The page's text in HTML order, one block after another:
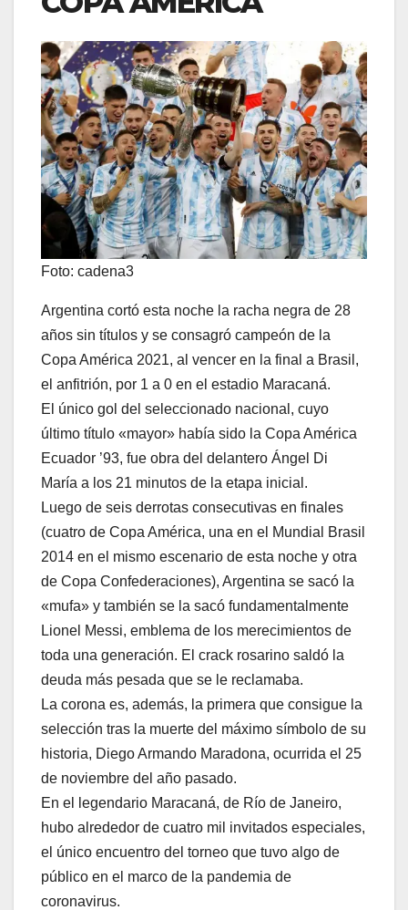
Foto: cadena3
Argentina cortó esta noche la racha negra de 28
años sin títulos y se consagró campeón de la
Copa América 2021, al vencer en la final a Brasil,
el anfitrión, por 1 a 0 en el estadio Maracaná.
El único gol del seleccionado nacional, cuyo
último título «mayor» había sido la Copa América
Ecuador ’93, fue obra del delantero Ángel Di
María a los 21 minutos de la etapa inicial.
Luego de seis derrotas consecutivas en finales
(cuatro de Copa América, una en el Mundial Brasil
2014 en el mismo escenario de esta noche y otra
de Copa Confederaciones), Argentina se sacó la
«mufa» y también se la sacó fundamentalmente
Lionel Messi, emblema de los merecimientos de
toda una generación. El crack rosarino saldó la
deuda más pesada que se le reclamaba.
La corona es, además, la primera que consigue la
selección tras la muerte del máximo símbolo de su
historia, Diego Armando Maradona, ocurrida el 25
de noviembre del año pasado.
En el legendario Maracaná, de Río de Janeiro,
hubo alrededor de cuatro mil invitados especiales,
el único encuentro del torneo que tuvo algo de
público en el marco de la pandemia de
coronavirus.